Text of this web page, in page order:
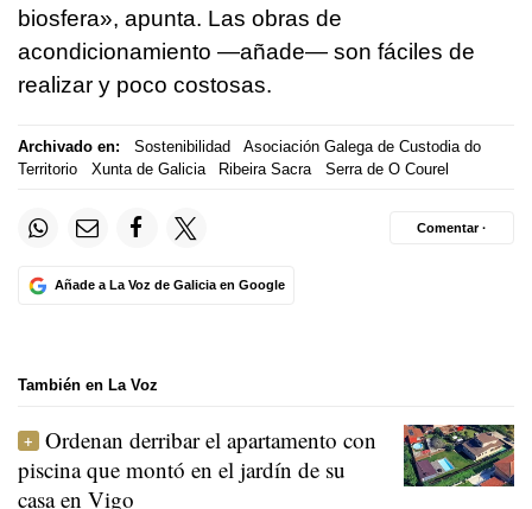
biosfera», apunta. Las obras de
acondicionamiento —añade— son fáciles de
realizar y poco costosas.
Archivado en: Sostenibilidad
Asociación Galega de Custodia do
Territorio
Xunta de Galicia Ribeira Sacra Serra de O Courel
Añade a La Voz de Galicia en Google
Comentar ·
También en La Voz
Ordenan derribar el apartamento con
piscina que montó en el jardín de su
casa en Vigo